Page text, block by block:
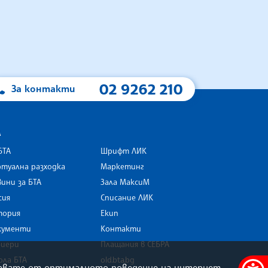
За контакти 02 9262 210
разходка
за БТА
БТА
Шрифт ЛИК
Маркетинг
Зала МаксиМ
Списание ЛИК
Екип
Контакти
Плащания в СЕБРА
old.bta.bg